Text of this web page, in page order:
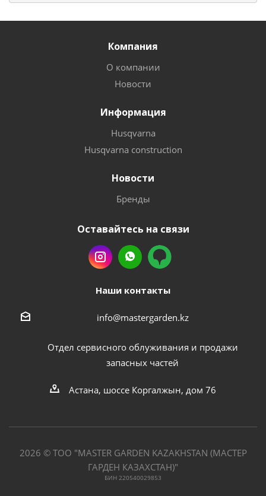
Компания
О компании
Новости
Информация
Husqvarna
Husqvarna construction
Новости
Бренды
Оставайтесь на связи
Наши контакты
info@mastergarden.kz
Отдел сервисного облуживания и продажи
запасных частей
Астана, шоссе Коргалжын, дом 76
2026 © ТОО "MASTER GARDEN KAZAKHSTAN (МАСТЕР
ГАРДЕН КАЗАХСТАН)"
БИН 220540029853